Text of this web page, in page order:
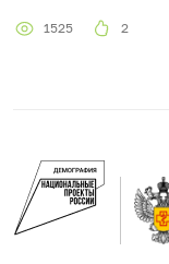
1525 2